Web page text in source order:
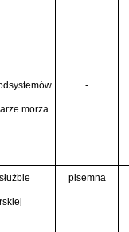
morza
-
pisemna